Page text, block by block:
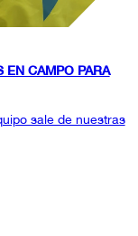
EN CAMPO PARA
sale de nuestras